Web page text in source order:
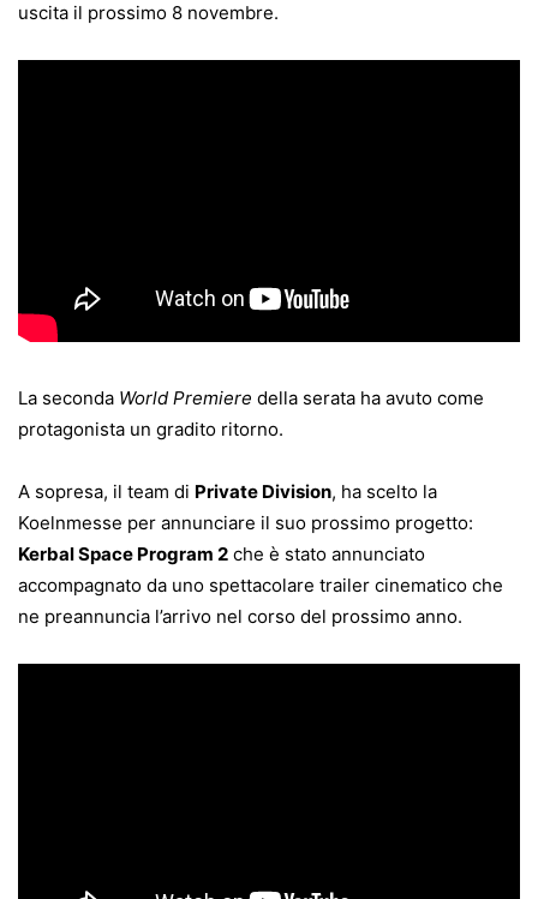
uscita il prossimo 8 novembre.
La seconda World Premiere della serata ha avuto come
protagonista un gradito ritorno.
A sopresa, il team di Private Division, ha scelto la
Koelnmesse per annunciare il suo prossimo progetto:
Kerbal Space Program 2 che è stato annunciato
accompagnato da uno spettacolare trailer cinematico che
ne preannuncia l’arrivo nel corso del prossimo anno.